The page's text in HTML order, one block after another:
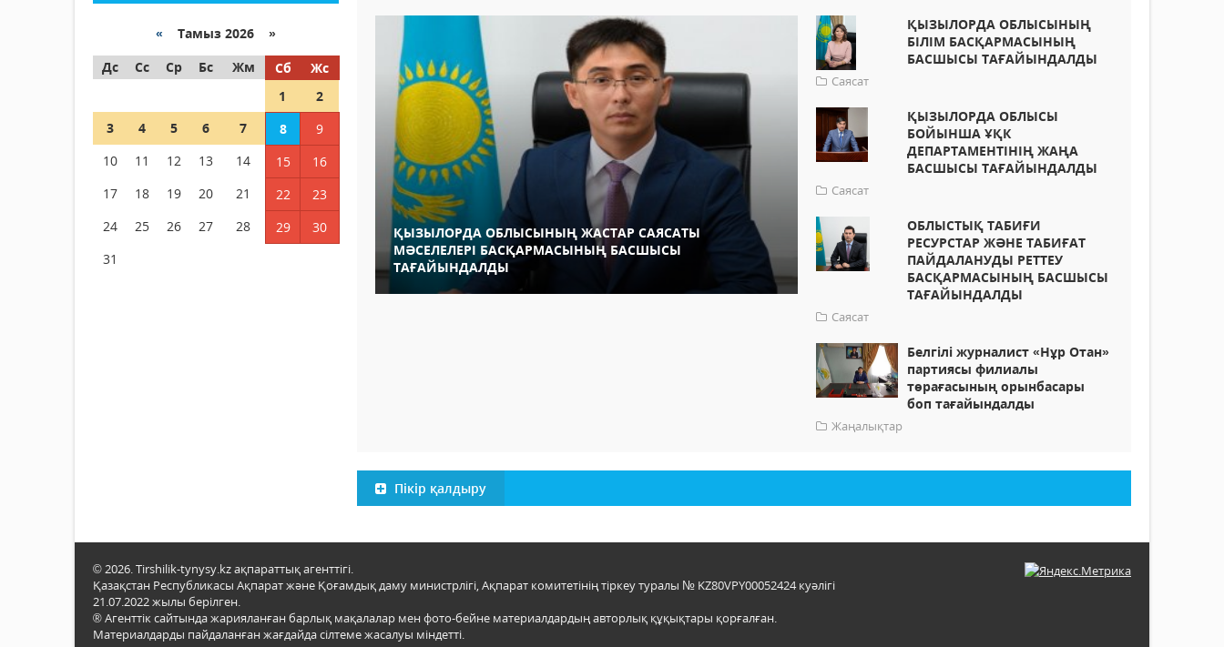
« Тамыз 2026 »
Дс
Сс Ср Бс Жм Сб
Жс
1
2
3
4 5 6 7 8
9
10
11 12 13 14 15
16
17
18 19 20 21 22
23
24
25 26 27 28 29
30
31
ҚЫЗЫЛОРДА ОБЛЫСЫНЫҢ ЖАСТАР САЯСАТЫ
МӘСЕЛЕЛЕРІ БАСҚАРМАСЫНЫҢ БАСШЫСЫ
ТАҒАЙЫНДАЛДЫ
ҚЫЗЫЛОРДА ОБЛЫСЫНЫҢ
БІЛІМ БАСҚАРМАСЫНЫҢ
БАСШЫСЫ ТАҒАЙЫНДАЛДЫ
Саясат
ҚЫЗЫЛОРДА ОБЛЫСЫ
БОЙЫНША ҰҚК
ДЕПАРТАМЕНТІНІҢ ЖАҢА
БАСШЫСЫ ТАҒАЙЫНДАЛДЫ
Саясат
ОБЛЫСТЫҚ ТАБИҒИ
РЕСУРСТАР ЖӘНЕ ТАБИҒАТ
ПАЙДАЛАНУДЫ РЕТТЕУ
БАСҚАРМАСЫНЫҢ БАСШЫСЫ
ТАҒАЙЫНДАЛДЫ
Саясат
Белгілі журналист «Нұр Отан»
партиясы филиалы
төрағасының орынбасары
боп тағайындалды
Жаңалықтар
Пікір қалдыру
© 2026. Tirshilik-tynysy.kz ақпараттық агенттігі.
Қазақстан Республикасы Ақпарат және Қоғамдық даму министрлігі, Ақпарат комитетінің тіркеу туралы № KZ80VPY00052424 куәлігі
21.07.2022 жылы берілген.
® Агенттік сайтында жарияланған барлық мақалалар мен фото-бейне материалдардың авторлық құқықтары қорғалған.
Материалдарды пайдаланған жағдайда сілтеме жасалуы міндетті.